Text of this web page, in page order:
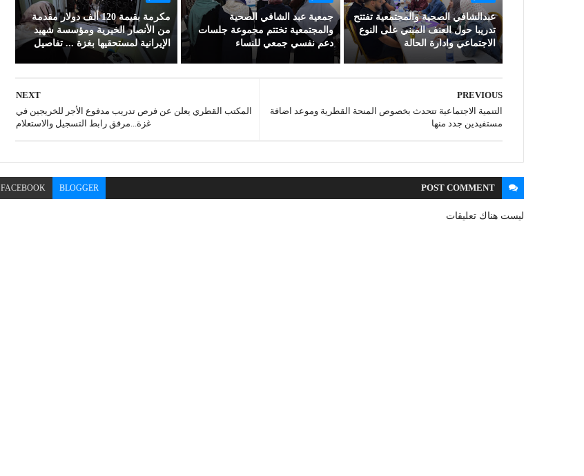
عبدالشافي الصحية والمجتمعية تفتتح
تدريبا حول العنف المبني على النوع
الاجتماعي وادارة الحالة
جمعية عبد الشافي الصحية
والمجتمعية تختتم مجموعة جلسات
دعم نفسي جمعي للنساء
مكرمة بقيمة 120 ألف دولار مقدمة
من الأنصار الخيرية ومؤسسة شهيد
الإيرانية لمستحقيها بغزة ... تفاصيل
NEXT
المكتب القطري يعلن عن فرص تدريب مدفوع الأجر للخريجين في
غزة...مرفق رابط التسجيل والاستعلام
PREVIOUS
التنمية الاجتماعية تتحدث بخصوص المنحة القطرية وموعد اضافة
مستفيدين جدد منها
POST COMMENT
BLOGGER
FACEBOOK
ليست هناك تعليقات